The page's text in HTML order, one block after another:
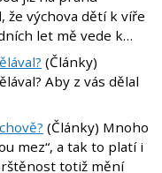
že výchova dětí k víře
let mě vede k…
(Články)
Aby z vás dělal
(Články) Mnoho
mez“, a tak to platí i
totiž mění